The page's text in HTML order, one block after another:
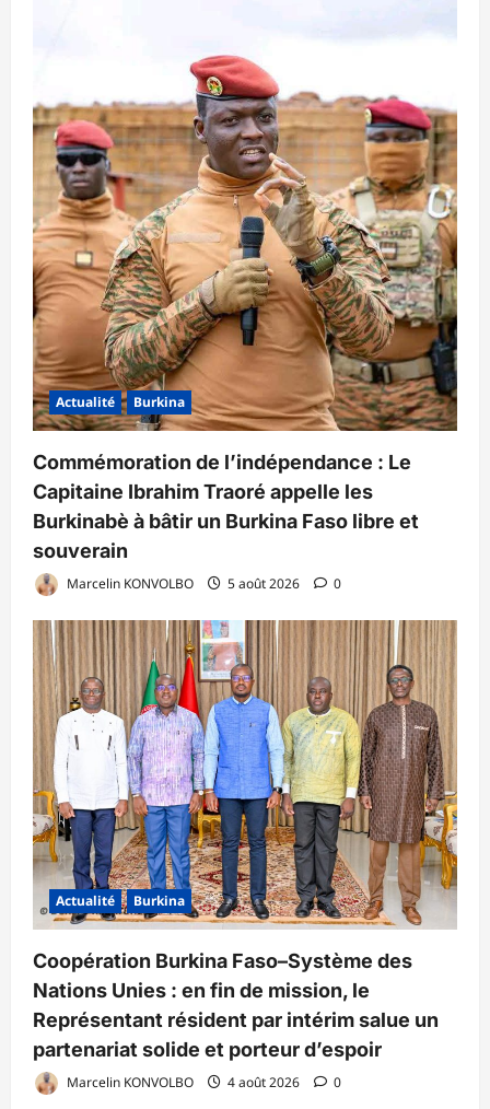
Actualité Burkina
Commémoration de l’indépendance : Le
Capitaine Ibrahim Traoré appelle les
Burkinabè à bâtir un Burkina Faso libre et
souverain
Marcelin KONVOLBO 5 août 2026 0
Actualité Burkina
Coopération Burkina Faso–Système des
Nations Unies : en fin de mission, le
Représentant résident par intérim salue un
partenariat solide et porteur d’espoir
Marcelin KONVOLBO 4 août 2026 0